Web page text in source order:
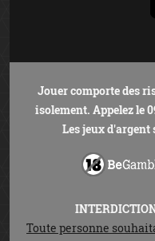
Jouer comporte des
isolement. Appelez le
Les jeux
Toute personne